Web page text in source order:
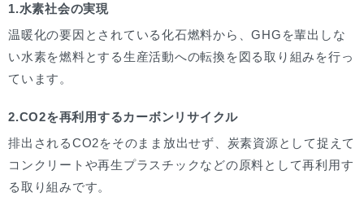
1.水素社会の実現
温暖化の要因とされている化石燃料から、GHGを輩出しな
い水素を燃料とする生産活動への転換を図る取り組みを行っ
ています。
2.CO2を再利用するカーボンリサイクル
排出されるCO2をそのまま放出せず、炭素資源として捉えて
コンクリートや再生プラスチックなどの原料として再利用す
る取り組みです。